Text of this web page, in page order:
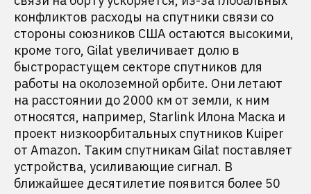
конфликтов расходы на спутники связи со
стороны союзников США остаются высокими,
кроме того, Gilat увеличивает долю в
быстрорастущем секторе спутников для
работы на околоземной орбите. Они летают
на расстоянии до 2000 км от земли, к ним
относятся, например, Starlink Илона Маска и
проект низкоорбитальных спутников Kuiper
от Amazon. Таким спутникам Gilat поставляет
устройства, усиливающие сигнал. В
ближайшее десятилетие появится более 50